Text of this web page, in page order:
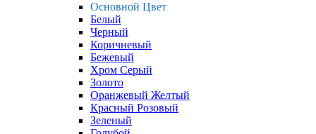
Основной Цвет
Белый
Черный
Коричневый
Бежевый
Хром Серый
Золото
Оранжевый Желтый
Красный Розовый
Зеленый